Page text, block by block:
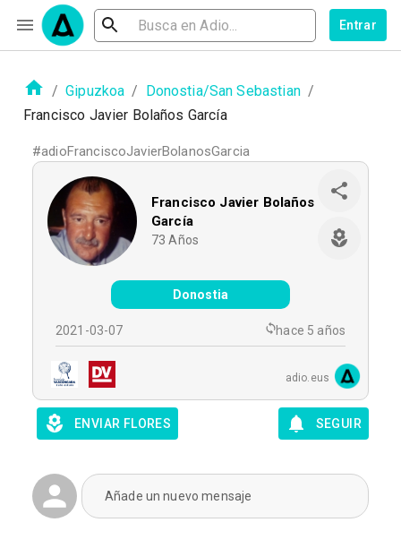
Entrar
/ Gipuzkoa / Donostia/San Sebastian /
Francisco Javier Bolaños García
#adioFranciscoJavierBolanosGarcia
Francisco Javier Bolaños
García
73 Años
Donostia
2021-03-07 hace 5 años
adio.eus
ENVIAR FLORES SEGUIR
Añade un nuevo mensaje